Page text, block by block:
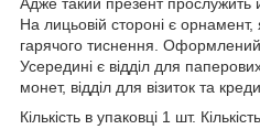
На лицьовій стороні є
гарячого тиснення. Оформлений
Усередині є відділ для
монет, відділ для візиток та
Кількість в упаковці 1 шт.